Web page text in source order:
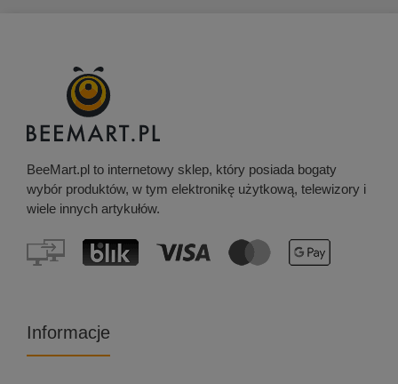
BeeMart.pl to internetowy sklep, który posiada bogaty
wybór produktów, w tym elektronikę użytkową, telewizory i
wiele innych artykułów.
Informacje